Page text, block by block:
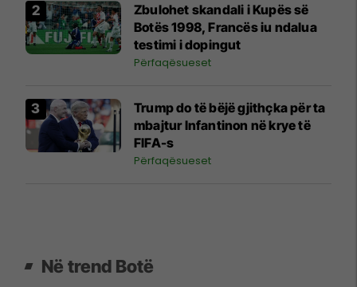
Zbulohet skandali i Kupës së
Botës 1998, Francës iu ndalua
testimi i dopingut
Përfaqësueset
Trump do të bëjë gjithçka për ta
mbajtur Infantinon në krye të
FIFA-s
Përfaqësueset
Në trend Botë